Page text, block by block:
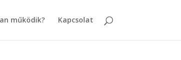
működik? Kapcsolat